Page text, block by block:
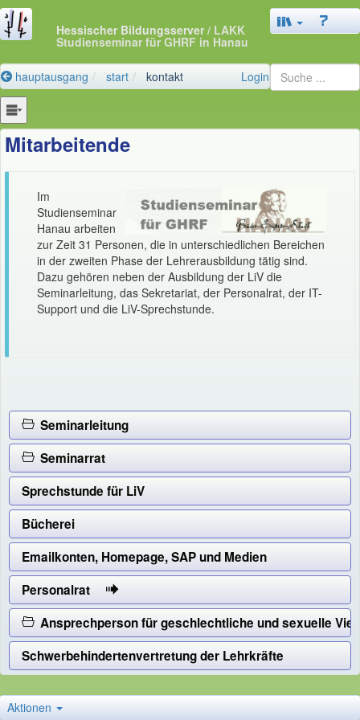
Hessischer Bildungsserver/ LAKK
Studienseminar für GHRF in Hanau
hauptausgang start kontakt Login
Mitarbeitende
Im
Studienseminar
Hanau arbeiten
zur Zeit 31 Personen, die in unterschiedlichen Bereichen
in der zweiten Phase der Lehrerausbildung tätig sind.
Dazu gehören neben der Ausbildung der LiV die
Seminarleitung, das Sekretariat, der Personalrat, der IT-
Support und die LiV-Sprechstunde.
Seminarleitung
Seminarrat
Sprechstunde für LiV
Bücherei
Emailkonten, Homepage, SAP und Medien
Personalrat
Ansprechperson für geschlechtliche und sexuelle
Schwerbehindertenvertretung der Lehrkräfte
Aktionen